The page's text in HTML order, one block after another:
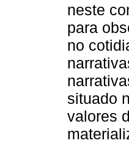
neste
para
no
situado
valores